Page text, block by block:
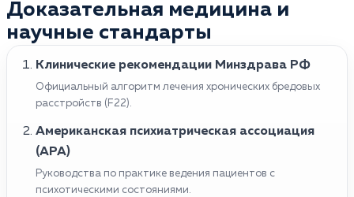
расстройства. В неконтролируемых случаях она
приводит к насильственному поведению или
самоповреждению. Болезнь может быть также
симптомом более серьезного психического
заболевания, такого как шизофрения. При
отсутствии лечения патология может постепенно
отношения с друзьями и семьей, влиять на общее
здоровье.
некоторые стратегии, такие как упражнения для
расслабления и медитация для снижения стресса,
чувства изоляции, и избегание алкоголя и
наркотиков. Важно подчеркнуть, что обращение к
медицинскому специалисту является ключевым
шагом в лечении паранойи, даже при попытках
справиться с симптомами дома.
Доказательная медицина и
научные стандарты
Клинические рекомендации Минздрава РФ
Официальный алгоритм лечения хронических бредовых
расстройств (F22).
Американская психиатрическая ассоциация
(APA)
Руководства по практике ведения пациентов с
психотическими состояниями.